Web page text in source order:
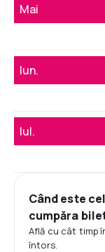
Mai
Iun.
Iul.
Când este
cumpăra
Află cu cât timp
întors.